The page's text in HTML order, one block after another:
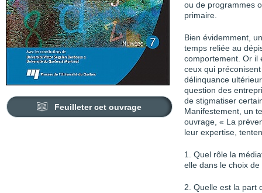
Feuilleter cet ouvrage
ou de programmes
primaire.
Bien évidemment,
temps reliée au
comportement. Or il
ceux qui
délinquance
question des
de stigmatiser
Manifestement, un
ouvrage, « La
leur expertise,
1. Quel rôle la
elle dans le choix
2. Quelle est la part